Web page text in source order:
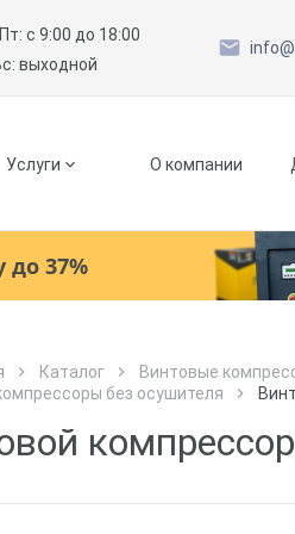
с 9:00 до 18:00
выходной
Адсорбционные
Услуги О компании
до 37%
Каталог Винтовые
без осушителя
Как к Вам обращаться?
Телефон
Как к Вам обращаться?
Телефон
Город доставки
Как к Вам
Как к Вам обращаться?